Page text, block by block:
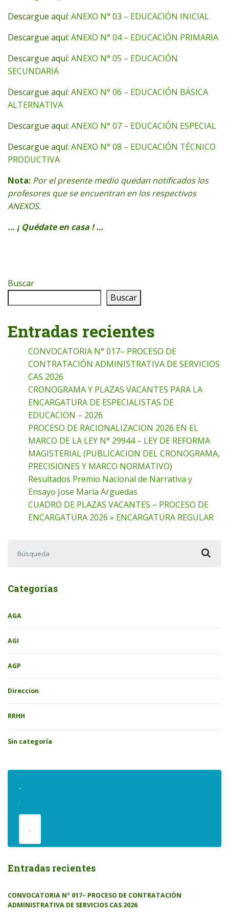
Descargue aquí: ANEXO N° 03 – EDUCACIÓN INICIAL
Descargue aquí: ANEXO N° 04 – EDUCACIÓN PRIMARIA
Descargue aquí: ANEXO N° 05 – EDUCACIÓN
SECUNDARIA
Descargue aquí: ANEXO N° 06 – EDUCACIÓN BÁSICA
ALTERNATIVA
Descargue aquí: ANEXO N° 07 – EDUCACIÓN ESPECIAL
Descargue aquí: ANEXO N° 08 – EDUCACIÓN TÉCNICO
PRODUCTIVA
Nota: Por el presente medio quedan notificados los
profesores que se encuentran en los respectivos
ANEXOS.
… ¡ Quédate en casa ! …
Buscar
Buscar
Entradas recientes
CONVOCATORIA N° 017– PROCESO DE
CONTRATACIÓN ADMINISTRATIVA DE SERVICIOS
CAS 2026
CRONOGRAMA Y PLAZAS VACANTES PARA LA
ENCARGATURA DE ESPECIALISTAS DE
EDUCACION – 2026
PROCESO DE RACIONALIZACION 2026 EN EL
MARCO DE LA LEY N° 29944 – LEY DE REFORMA
MAGISTERIAL (PUBLICACION DEL CRONOGRAMA,
PRECISIONES Y MARCO NORMATIVO)
Resultados Premio Nacional de Narrativa y
Ensayo Jose Maria Arguedas
CUADRO DE PLAZAS VACANTES – PROCESO DE
ENCARGATURA 2026 » ENCARGATURA REGULAR
Categorías
AGA
AGI
AGP
Direccion
RRHH
Sin categoría
.
.
.
Entradas recientes
CONVOCATORIA N° 017– PROCESO DE CONTRATACIÓN
ADMINISTRATIVA DE SERVICIOS CAS 2026